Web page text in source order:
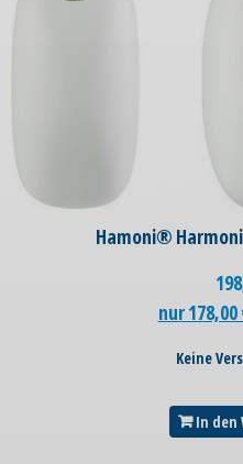
Hamoni®
nur
Keine
In den